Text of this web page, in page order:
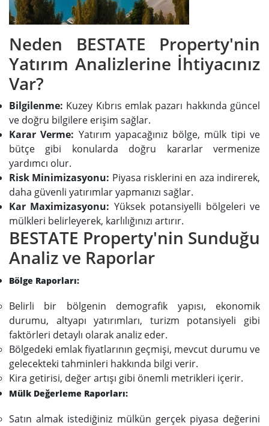
Neden BESTATE Property'nin
Yatırım Analizlerine İhtiyacınız
Var?
Bilgilenme: Kuzey Kıbrıs emlak pazarı hakkında güncel
ve doğru bilgilere erişim sağlar.
Karar Verme: Yatırım yapacağınız bölge, mülk tipi ve
bütçe gibi konularda doğru kararlar vermenize
yardımcı olur.
Risk Minimizasyonu: Piyasa risklerini en aza indirerek,
daha güvenli yatırımlar yapmanızı sağlar.
Kar Maximizasyonu: Yüksek potansiyelli bölgeleri ve
mülkleri belirleyerek, karlılığınızı artırır.
BESTATE Property'nin Sunduğu
Analiz ve Raporlar
Bölge Raporları:
Belirli bir bölgenin demografik yapısı, ekonomik
durumu, altyapı yatırımları, turizm potansiyeli gibi
faktörleri detaylı olarak analiz eder.
Bölgedeki emlak fiyatlarının geçmişi, mevcut durumu ve
gelecekteki tahminleri hakkında bilgi verir.
Kira getirisi, değer artışı gibi önemli metrikleri içerir.
Mülk Değerleme Raporları:
Satın almak istediğiniz mülkün gerçek piyasa değerini